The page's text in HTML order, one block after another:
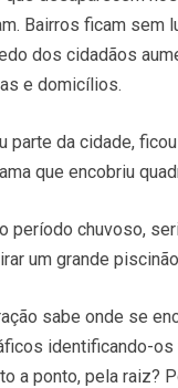
Bairros ficam sem
dos cidadãos
e domicílios.
da cidade,
que encobriu
período chuvoso,
um grande
sabe onde se
identificando-
a ponto, pela raiz?